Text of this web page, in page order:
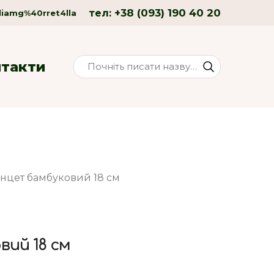
тел: +38 (093) 190 40 20
бамбуковий 18 см
18 см